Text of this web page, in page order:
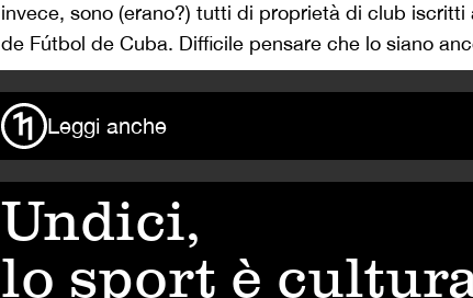
invece, sono (erano?) tutti di proprietà di club iscritti
de Fútbol de Cuba. Difficile pensare che lo siano
Leggi anche
Undici,
lo sport è